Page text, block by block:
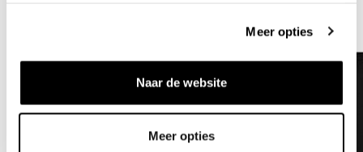
Meer opties
Naar de website
Meer opties